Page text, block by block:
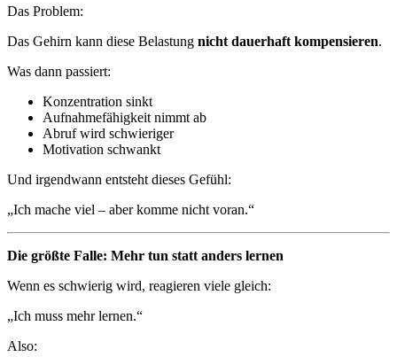
Das Problem:
Das Gehirn kann diese Belastung nicht dauerhaft kompensieren.
Was dann passiert:
Konzentration sinkt
Aufnahmefähigkeit nimmt ab
Abruf wird schwieriger
Motivation schwankt
Und irgendwann entsteht dieses Gefühl:
„Ich mache viel – aber komme nicht voran.“
Die größte Falle: Mehr tun statt anders lernen
Wenn es schwierig wird, reagieren viele gleich:
„Ich muss mehr lernen.“
Also: